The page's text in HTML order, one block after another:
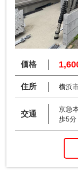
価格
住所 横浜
交通
京急
歩5分